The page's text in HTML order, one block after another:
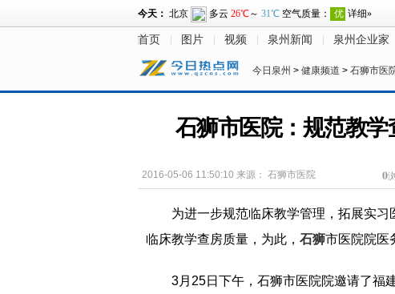
首页 图片 视频 泉州新闻 泉州企业家
今日泉州 > 健康频道 > 石狮市医
石狮市医院：规范教
2016-05-06 11:50:10 来源： 石狮市医院 0
为进一步规范临床教学管理，拓展实
临床教学查房质量，为此， 石狮市医院院医
3月25日下午，石狮市医院院邀请了福